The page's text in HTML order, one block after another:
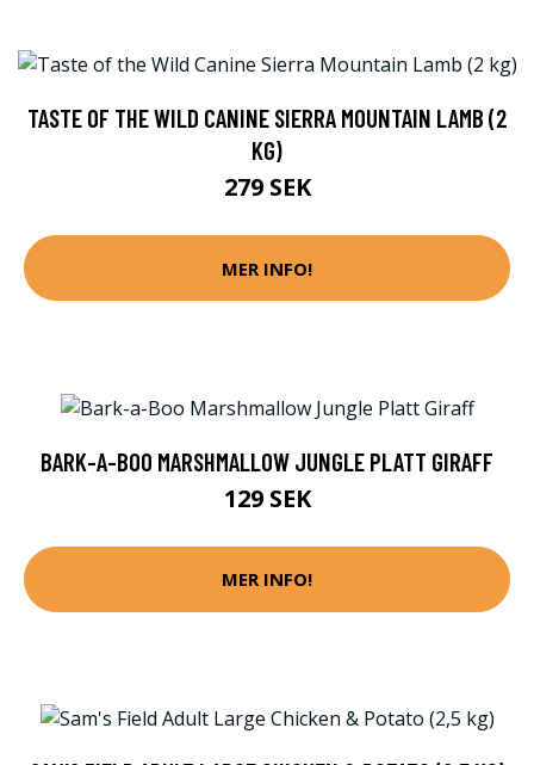
TASTE OF THE WILD CANINE SIERRA MOUNTAIN LAMB (2
KG)
279 SEK
MER INFO!
BARK-A-BOO MARSHMALLOW JUNGLE PLATT GIRAFF
129 SEK
MER INFO!